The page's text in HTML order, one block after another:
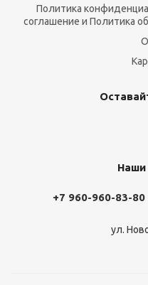
Политика
соглашение и Политика
Наши
+7 960-960-83-80
ул.